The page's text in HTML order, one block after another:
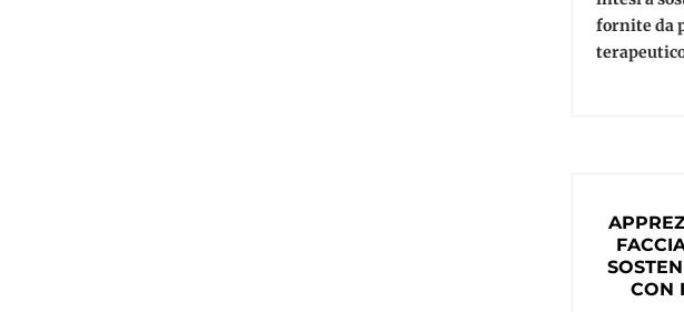
fornite da
CON